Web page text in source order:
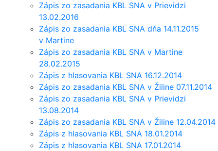
Zápis zo zasadania KBL SNA v Prievidzi
13.02.2016
Zápis zo zasadania KBL SNA dňa 14.11.2015
v Martine
Zápis zo zasadania KBL SNA v Martine
28.02.2015
Zápis z hlasovania KBL SNA 16.12.2014
Zápis zo zasadania KBL SNA v Žiline 07.11.2014
Zápis zo zasadania KBL SNA v Prievidzi
13.08.2014
Zápis zo zasadania KBL SNA v Žiline 12.04.2014
Zápis z hlasovania KBL SNA 18.01.2014
Zápis z hlasovania KBL SNA 17.01.2014